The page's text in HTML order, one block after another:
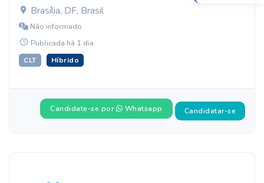
Brasília, DF, Brasil
Não informado
Publicada há 1 dia
CLT Híbrido
Candidate-se por Whatsapp Candidatar-se